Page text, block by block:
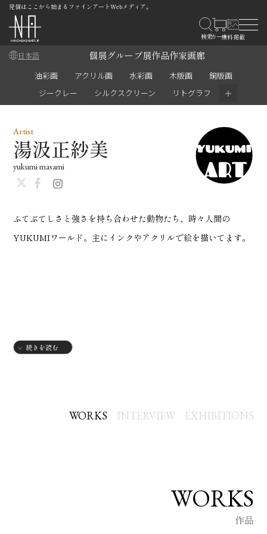
発信はここから始まるファインアートWebメディア。
日本語 個展グループ展作品作家画廊
油彩画 アクリル画 水彩画 木版画
銅版画
ジークレー
シルクスクリーン リトグラフ ＋
ふてぶてしさと強さを持ち合わせた動物たち、時々人間の
YUKUMIワールド。主にインクやアクリルで絵を描いてます。
2011 Masa Mode Academy of Art 卒業
2012.10 企画展 「ART LABO×2012」 (The Artcomplex
2013.9 個展 「I am」 （Duce mix shop/京都）
2013.9 展示販売 （STUDIO DIFFUSE MAKE+)
2016.2 グループ展 「ura art exhibition」 （magatama/大
続きを読む
Artist
湯汲正紗美
yukumi masami
WORKS INTERVIEW EXHIBITIONS
WORKS
作品